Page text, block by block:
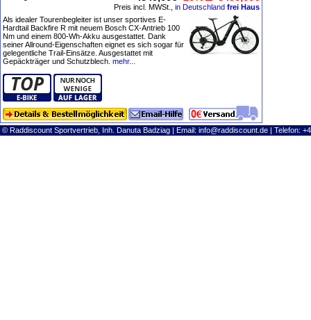
Preis incl. MWSt., in Deutschland frei Haus
Als idealer Tourenbegleiter ist unser sportives E-
Hardtail Backfire R mit neuem Bosch CX-Antrieb 100
Nm und einem 800-Wh-Akku ausgestattet. Dank
seiner Allround-Eigenschaften eignet es sich sogar für
gelegentliche Trail-Einsätze. Ausgestattet mit
Gepäckträger und Schutzblech. mehr...
© Raddiscount Sportvertrieb, Inh. Danuta Badziag | Email: info@raddiscount.de | Telefon: